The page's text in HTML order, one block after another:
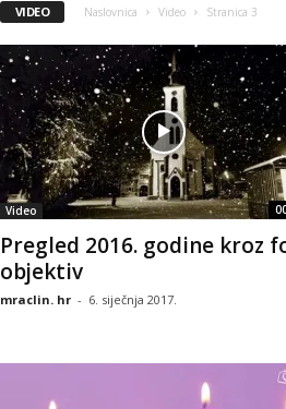
VIDEO Naslovnica Video Stranica 3
Video
Pregled 2016. godine kroz
objektiv
mraclin. hr - 6. siječnja 2017.